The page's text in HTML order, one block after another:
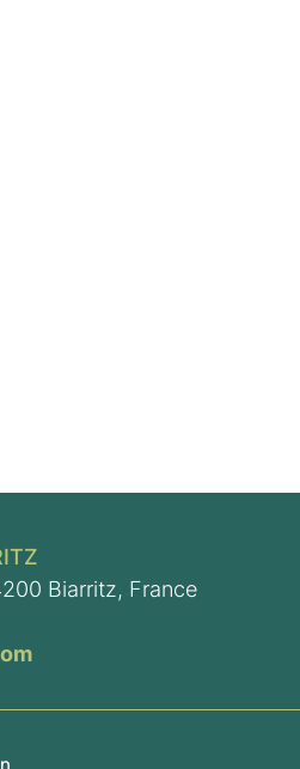
Biarritz, France